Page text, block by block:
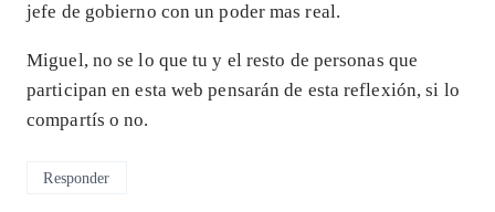
jefe de gobierno con un poder mas real.
Miguel, no se lo que tu y el resto de personas que
participan en esta web pensarán de esta reflexión, si lo
compartís o no.
Responder